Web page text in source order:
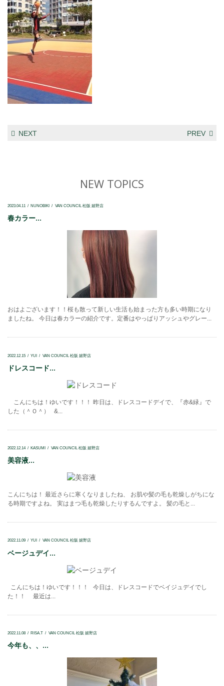
NEXT PREV
NEW TOPICS
2023.04.11 NUNOBIKI VAN COUNCIL 松阪 嬉野店
春カラー...
おはよございます！！桜も散って新しい生活も始まった方も多い時期になり
ましたね。 今日は春カラーの紹介です。定番はやっぱりアッシュやグレー...
2022.12.15 YUI VAN COUNCIL 松阪 嬉野店
ドレスコード...
こんにちは！ゆいです！！！ 昨日は、ドレスコードデイで、『赤&緑』で
した（＾Ｏ＾） &...
2022.12.14 KASUMI VAN COUNCIL 松阪 嬉野店
美容液...
こんにちは！ 最近さらに寒くなりましたね、 お肌や髪の毛も乾燥しがちにな
る時期ですよね。 実はまつ毛も乾燥したりするんですよ。 髪の毛と...
2022.11.09 YUI VAN COUNCIL 松阪 嬉野店
ベージュデイ...
こんにちは！ゆいです！！！ 今日は、ドレスコードでベイジュデイでし
た！！ 最近は...
2022.11.08 RISA.T VAN COUNCIL 松阪 嬉野店
今年も、、...